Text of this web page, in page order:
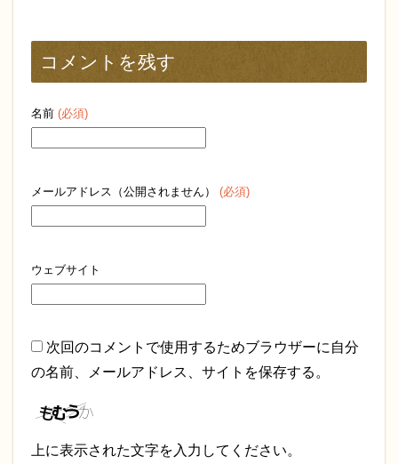
コメントを残す
名前 (必須)
メールアドレス（公開されません） (必須)
ウェブサイト
次回のコメントで使用するためブラウザーに自分
の名前、メールアドレス、サイトを保存する。
上に表示された文字を入力してください。